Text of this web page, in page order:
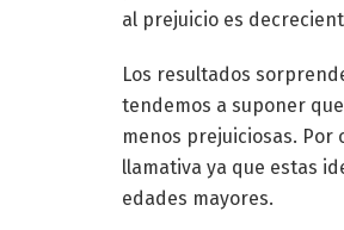
al prejuicio es
Los resultados
tendemos a suponer
menos prejuiciosas.
llamativa ya que estas
edades mayores.